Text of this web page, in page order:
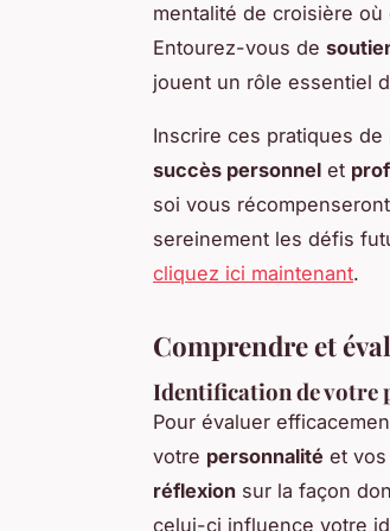
mentalité de croisière
Entourez-vous de
jouent un rôle essentiel
Inscrire ces pratiques
succès personnel et
soi vous
sereinement les défis
cliquez ici maintenant.
Comprendre et
Identification de votre
Pour évaluer
votre personnalité et
réflexion sur la façon
celui-ci influence votre